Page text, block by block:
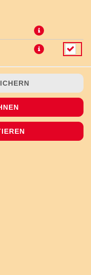
in Öl und Mozzarella